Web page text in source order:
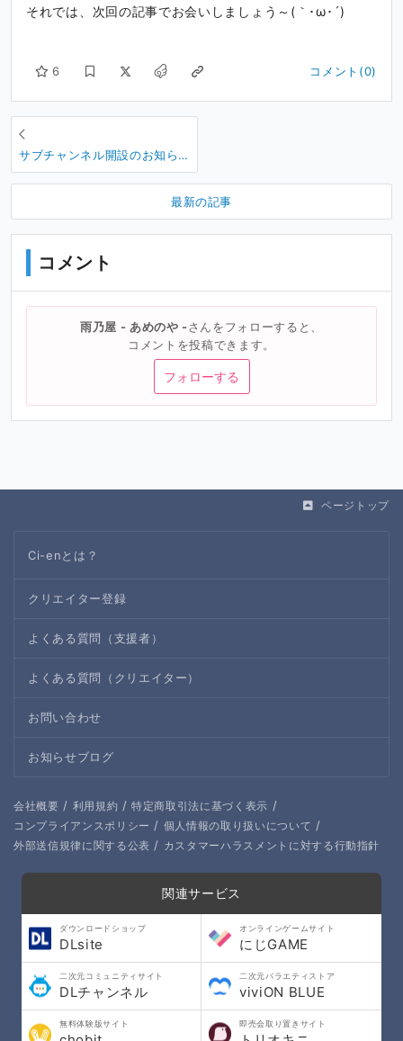
それでは、次回の記事でお会いしましょう～(｀･ω･´)ゞ
6 コメント(0)
サブチャンネル開設のお知ら
せ
最新の記事
コメント
雨乃屋 - あめのや -さんをフォローすると、
コメントを投稿できます。
フォローする
ページトップ
Ci-enとは？
クリエイター登録
よくある質問（支援者）
よくある質問（クリエイター）
お問い合わせ
お知らせブログ
会社概要 / 利用規約 / 特定商取引法に基づく表示 /
コンプライアンスポリシー / 個人情報の取り扱いについて /
外部送信規律に関する公表 / カスタマーハラスメントに対する行動指針
関連サービス
ダウンロードショップ
DLsite
オンラインゲームサイト
にじGAME
二次元コミュニティサイト
DLチャンネル
二次元バラエティストア
viviON BLUE
無料体験版サイト 即売会取り置きサイト